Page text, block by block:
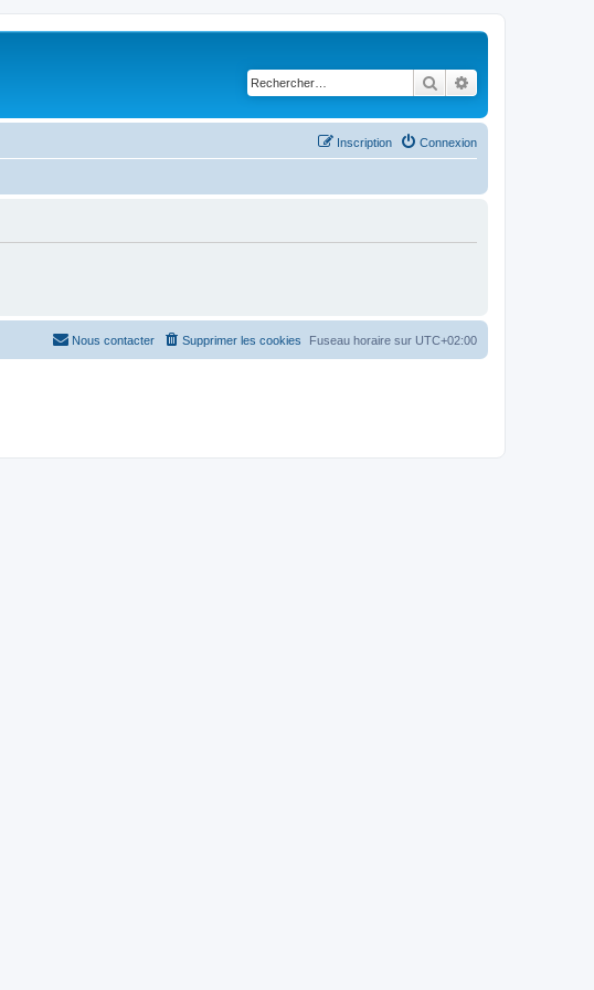
Rechercher
Connexion
Inscription
Fuseau horaire sur UTC+02:00
Supprimer les cookies
Nous contacter